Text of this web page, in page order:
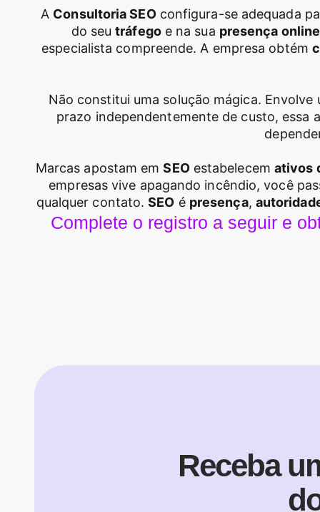
A Consultoria SEOconfigura-se adequada
do seutráfegoe na sua presença online
especialista compreende. A empresa obtém
Não constitui uma solução mágica. Envolve
prazo independentemente de custo, essa
Marcas apostam emSEOestabelecem ativos
empresas vive apagando incêndio, você
qualquer contato.SEO é presença,
Complete o registro a seguir e
Receba